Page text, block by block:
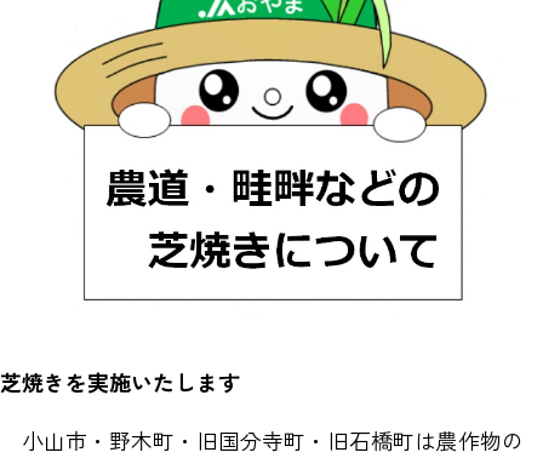
芝焼きを実施いたします
小山市・野木町・旧国分寺町・旧石橋町は農作物の